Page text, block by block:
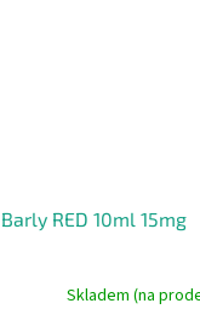
Barly RED 10ml 15mg
Skladem (na